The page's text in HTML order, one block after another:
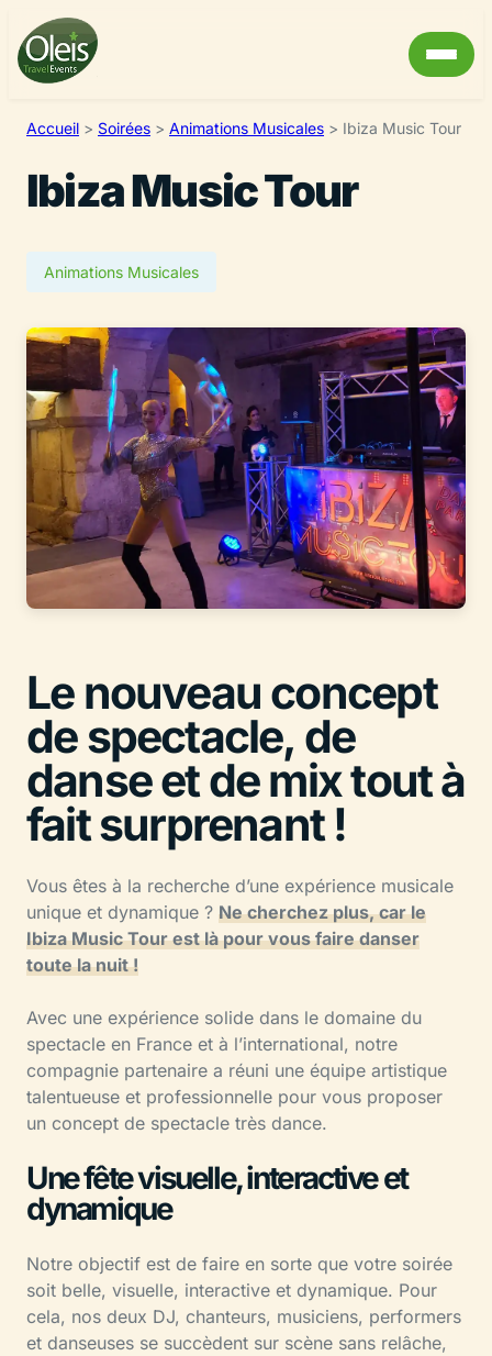
Accueil > Soirées > Animations Musicales > Ibiza Music Tour
Ibiza Music Tour
Animations Musicales
Le nouveau concept
de spectacle, de
danse et de mix tout à
fait surprenant !
Vous êtes à la recherche d’une expérience musicale
unique et dynamique ? Ne cherchez plus, car le
Ibiza Music Tour est là pour vous faire danser
toute la nuit !
Avec une expérience solide dans le domaine du
spectacle en France et à l’international, notre
compagnie partenaire a réuni une équipe artistique
talentueuse et professionnelle pour vous proposer
un concept de spectacle très dance.
Une fête visuelle, interactive et
dynamique
Notre objectif est de faire en sorte que votre soirée
soit belle, visuelle, interactive et dynamique. Pour
cela, nos deux DJ, chanteurs, musiciens, performers
et danseuses se succèdent sur scène sans relâche,